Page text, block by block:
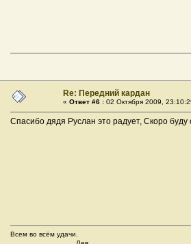
Re: Передний кардан
« Ответ #6 : 02 Октября 2009,
Спасибо дядя Руслан это радует, Скоро
Всем во всём удачи.